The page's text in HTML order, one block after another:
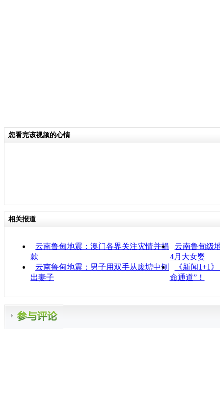
您看完该视频的心情
相关报道
云南鲁甸地震：澳门各界关注灾情并捐
款
云南鲁甸级
4月大女婴
云南鲁甸地震：男子用双手从废墟中刨
出妻子
《新闻1+1
命通道”！